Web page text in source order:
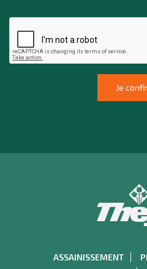
ASSAINISSEMENT